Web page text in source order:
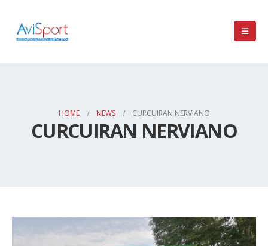
HOME NEWS CURCUIRAN NERVIANO
CURCUIRAN NERVIANO